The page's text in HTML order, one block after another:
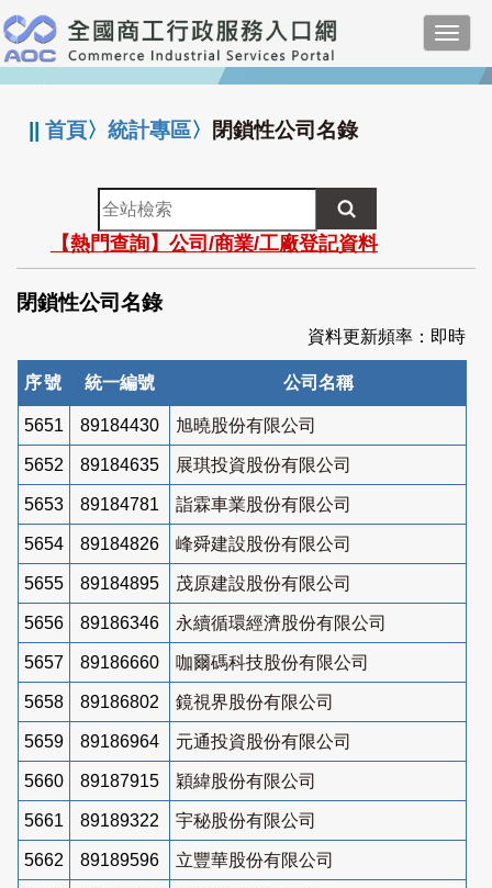
跳
到
主
要
:::
||首頁〉統計專區〉 閉鎖性公司名錄
全
站
檢
索
【熱門查詢】公司/商業/工廠登記資料
閉鎖性公司名錄
資料更新頻率：即時
序號 統一編號 公司名稱
5651 89184430 旭曉股份有限公司
5652 89184635 展琪投資股份有限公司
5653 89184781 詣霖車業股份有限公司
5654 89184826 峰舜建設股份有限公司
5655 89184895 茂原建設股份有限公司
5656 89186346 永續循環經濟股份有限公司
5657 89186660 咖爾碼科技股份有限公司
5658 89186802 鏡視界股份有限公司
5659 89186964 元通投資股份有限公司
5660 89187915 穎緯股份有限公司
5661 89189322 宇秘股份有限公司
5662 89189596 立豐華股份有限公司